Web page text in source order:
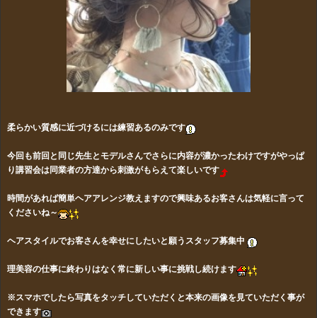
柔らかい質感に近づけるには練習あるのみです
今回も前回と同じ先生とモデルさんでさらに内容が濃かったわけですがやっぱ
り講習会は同業者の方達から刺激がもらえて楽しいです
時間があれば簡単ヘアアレンジ教えますので興味あるお客さんは気軽に言って
くださいね～
ヘアスタイルでお客さんを幸せにしたいと願うスタッフ募集中
理美容の仕事に終わりはなく常に新しい事に挑戦し続けます
※スマホでしたら写真をタッチしていただくと本来の画像を見ていただく事が
できます